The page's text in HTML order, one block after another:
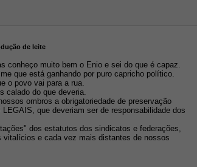
de leite
conheço muito bem o Enio e sei do que é capaz.
que está ganhando por puro capricho político.
o povo vai para a rua.
calado do que deveria.
ombros a obrigatoriedade de preservação
que deveriam ser de responsabilidade dos
dos estatutos dos sindicatos e federações,
vitalícios e cada vez mais distantes de nossos